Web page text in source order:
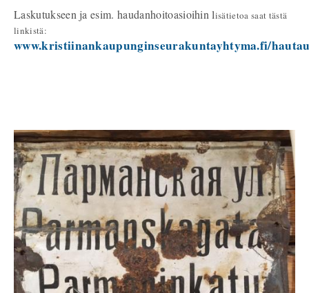
Laskutukseen ja esim. haudanhoitoasioihin lisätietoa saat tästä
linkistä:
www.kristiinankaupunginseurakuntayhtyma.fi/